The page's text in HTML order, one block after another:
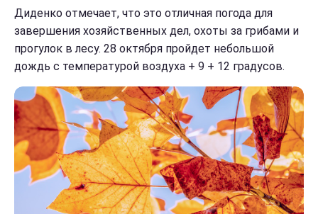
Диденко отмечает, что это отличная погода для
завершения хозяйственных дел, охоты за грибами и
прогулок в лесу. 28 октября пройдет небольшой
дождь с температурой воздуха + 9 + 12 градусов.